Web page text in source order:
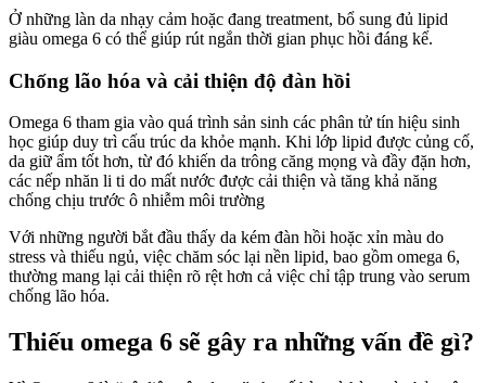
Ở những làn da nhạy cảm hoặc đang treatment, bổ sung đủ lipid
giàu omega 6 có thể giúp rút ngắn thời gian phục hồi đáng kể.
Chống lão hóa và cải thiện độ đàn hồi
Omega 6 tham gia vào quá trình sản sinh các phân tử tín hiệu sinh
học giúp duy trì cấu trúc da khỏe mạnh. Khi lớp lipid được củng cố,
da giữ ẩm tốt hơn, từ đó khiến da trông căng mọng và đầy đặn hơn,
các nếp nhăn li ti do mất nước được cải thiện và tăng khả năng
chống chịu trước ô nhiễm môi trường
Với những người bắt đầu thấy da kém đàn hồi hoặc xỉn màu do
stress và thiếu ngủ, việc chăm sóc lại nền lipid, bao gồm omega 6,
thường mang lại cải thiện rõ rệt hơn cả việc chỉ tập trung vào serum
chống lão hóa.
Thiếu omega 6 sẽ gây ra những vấn đề gì?